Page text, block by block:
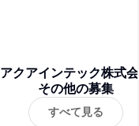
アクアインテック株式
その他の募集
すべて見る